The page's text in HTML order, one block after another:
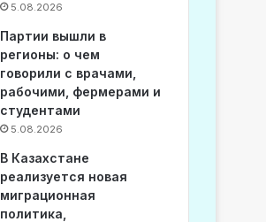
5.08.2026
Партии вышли в
регионы: о чем
говорили с врачами,
рабочими, фермерами и
студентами
5.08.2026
В Казахстане
реализуется новая
миграционная
политика,